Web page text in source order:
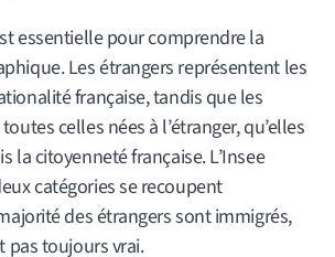
essentielle pour comprendre la
Les étrangers représentent les
française, tandis que les
celles nées à l’étranger, qu’elles
la citoyenneté française. L’Insee
catégories se recoupent
des étrangers sont immigrés,
pas toujours vrai.